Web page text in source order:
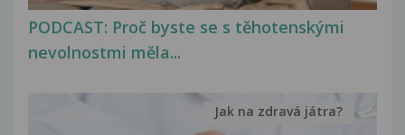
PODCAST: Proč byste se s těhotenskými
nevolnostmi měla...
Jak na zdravá játra?